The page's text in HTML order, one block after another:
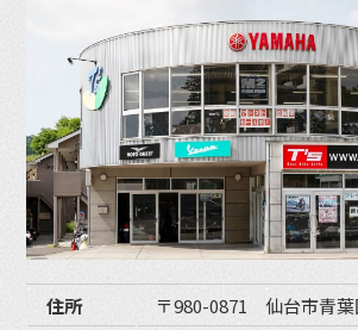
住所
〒980-0871 仙台市青葉